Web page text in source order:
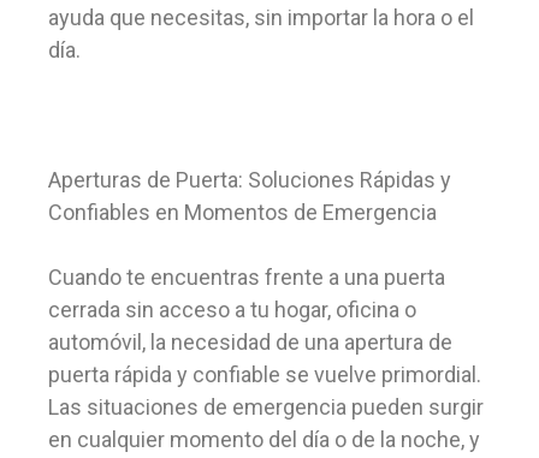
ayuda que necesitas, sin importar la hora o el
día.
Aperturas de Puerta: Soluciones Rápidas y
Confiables en Momentos de Emergencia
Cuando te encuentras frente a una puerta
cerrada sin acceso a tu hogar, oficina o
automóvil, la necesidad de una apertura de
puerta rápida y confiable se vuelve primordial.
Las situaciones de emergencia pueden surgir
en cualquier momento del día o de la noche, y